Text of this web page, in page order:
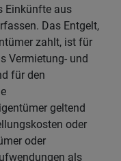
Einkünfte aus
Das Entgelt,
zahlt, ist für
Vermietung- und
für den
geltend
oder
oder
als